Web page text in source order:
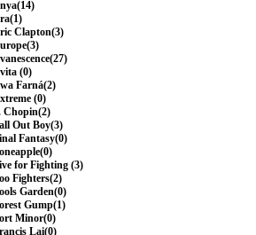
Clapton(3)
(0)
Farná(2)
(0)
Chopin(2)
Out Boy(3)
Fantasy(0)
for Fighting (3)
Fighters(2)
Garden(0)
Gump(1)
Minor(0)
Lai(0)